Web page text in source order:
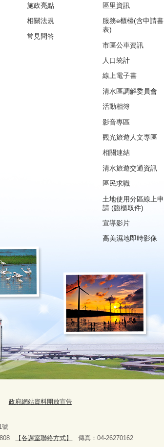
施政亮點
相關法規
常見問答
區里資訊
服務e櫃檯(含申請書
表)
市區公車資訊
人口統計
線上電子書
清水區調解委員會
活動相簿
影音專區
觀光旅遊人文專區
相關連結
清水旅遊交通資訊
區民求職
土地使用分區線上申
請 (臨櫃取件)
宣導影片
高美濕地即時影像
政府網站資料開放宣告
號
【各課室聯絡方式】 傳真：04-26270162